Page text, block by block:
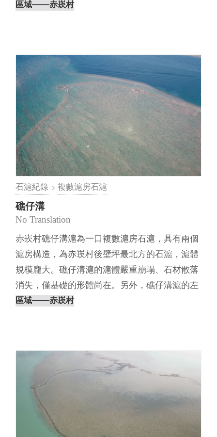
區域───赤崁村
石滬紀錄 複數滬房石滬
礁仔溝
No Translation
赤崁村礁仔溝滬為一口複數滬房石滬，具有兩個
滬房構造，為赤崁村後壁坪最北方的石滬，滬體
規模龐大。礁仔溝滬的滬體嚴重崩塌、石材散落
消失，僅基礎的形體尚在。另外，礁仔溝滬的左
伸腳與右滬房各有一條改建殘跡，其⋯
區域───赤崁村